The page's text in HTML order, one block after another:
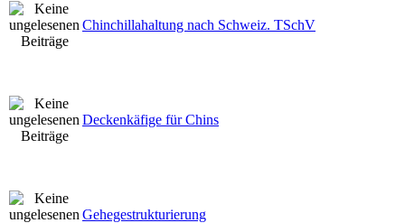
Chinchillahaltung nach Schweiz. TSchV
Deckenkäfige für Chins
Gehegestrukturierung